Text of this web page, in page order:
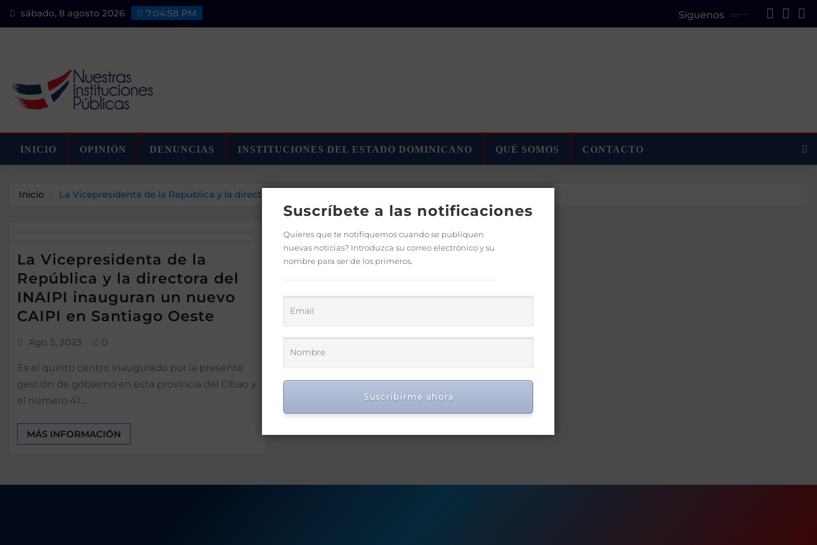
Saltarsábado, 8 agosto 2026 7:04:58 PM Síguenos
INICIO OPINIÓN DENUNCIAS INSTITUCIONES DEL ESTADO DOMINICANO QUÉ SOMOS CONTACTO
Inicio La Vicepresidenta de la República y la directora del INAIPI inauguran un nuevo CAIPI en Santiago Oeste
La Vicepresidenta de la
República y la directora del
INAIPI inauguran un nuevo
CAIPI en Santiago Oeste
Ago 5, 2023 0
Es el quinto centro inaugurado por la presente
gestión de gobierno en esta provincia del Cibao y
el número 41…
MÁS INFORMACIÓN
Suscríbete a las notificaciones
Quieres que te notifiquemos cuando se publiquen
nuevas noticias? Introduzca su correo electrónico y su
nombre para ser de los primeros.
Suscribirme ahora